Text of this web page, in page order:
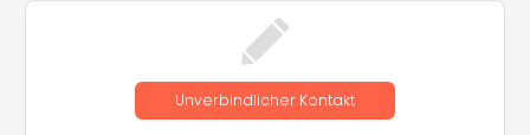
Unverbindlicher Kontakt